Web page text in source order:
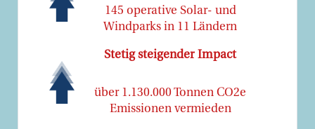
145 operative Solar- und
Windparks in 11 Ländern
Stetig steigender Impact
über 1.130.000 Tonnen CO2e
Emissionen vermieden